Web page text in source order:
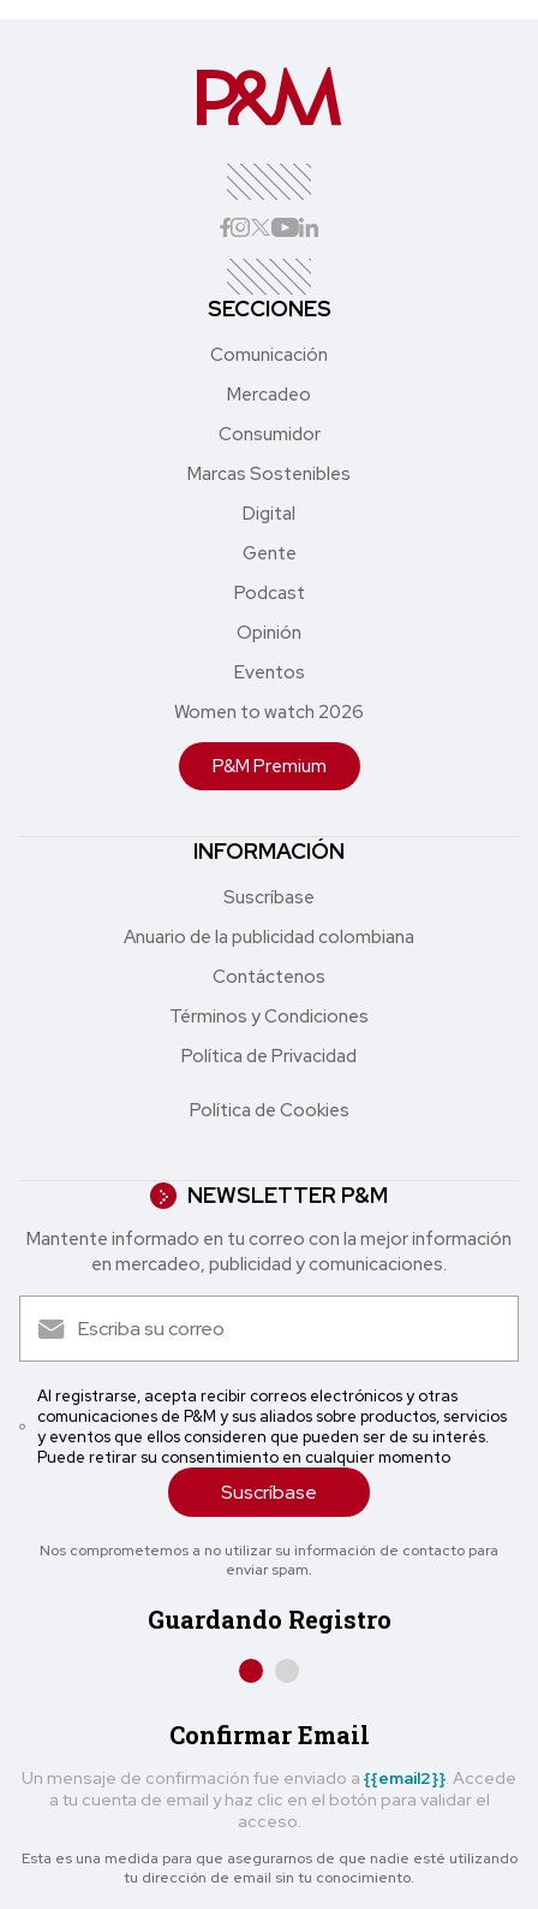
SECCIONES
Comunicación
Mercadeo
Consumidor
Marcas Sostenibles
Digital
Gente
Podcast
Opinión
Eventos
Women to watch 2026
P&M Premium
INFORMACIÓN
Suscríbase
Anuario de la publicidad colombiana
Contáctenos
Términos y Condiciones
Política de Privacidad
Política de Cookies
NEWSLETTER P&M
Mantente informado en tu correo con la mejor in formación
en mercadeo, publicidad y comunicaciones.
Al registrarse, acepta recibir correos electrónicos y otras
comunicaciones de P&M y sus aliados sobre productos, servicios
y eventos que ellos consideren que pueden ser de su interés.
Puede retirar su consentimiento en cualquier momento
Suscríbase
Nos comprometemos a no utilizar su información de contacto para
enviar spam.
Guardando Registro
Confirmar Email
Un mensaje de confirmación fue enviado a {{email2}}. Accede
a tu cuenta de email y haz clic en el botón para validar el
acceso.
Esta es una medida para que asegurarnos de que nadie esté utilizando
tu dirección de email sin tu conocimiento.